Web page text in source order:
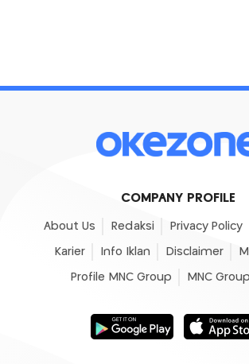
COMPANY PROFILE
About Us Redaksi Privacy Policy
Karier Info Iklan Disclaimer
Profile MNC Group MNC